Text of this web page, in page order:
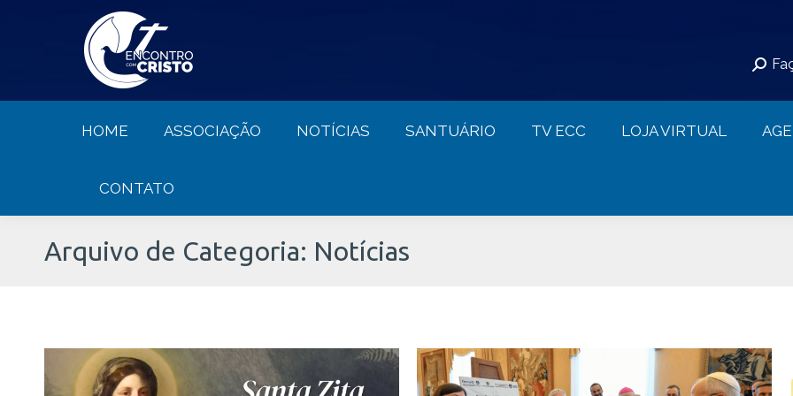
HOME ASSOCIAÇÃO NOTÍCIAS SANTUÁRIO TV ECC LOJA VIRTUAL
CONTATO
Arquivo de Categoria: Notícias
HOME